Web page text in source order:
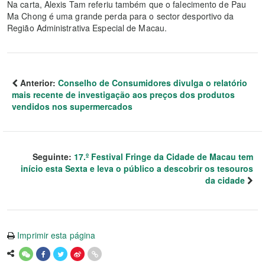
Na carta, Alexis Tam referiu também que o falecimento de Pau
Ma Chong é uma grande perda para o sector desportivo da
Região Administrativa Especial de Macau.
Anterior: Conselho de Consumidores divulga o relatório
mais recente de investigação aos preços dos produtos
vendidos nos supermercados
Seguinte: 17.º Festival Fringe da Cidade de Macau tem
início esta Sexta e leva o público a descobrir os tesouros
da cidade
Imprimir esta página